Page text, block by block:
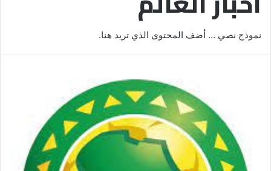
نموذج نصي … أضف المحتوى الذي تريد هنا.